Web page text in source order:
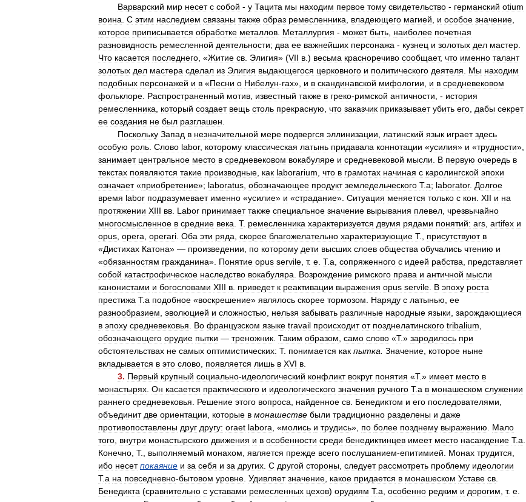
Варварский мир несет с собой - у Тацита мы находим первое тому свидетельство - германский otium
воина С этим наследием связаны также образ ремесленника владеющего магией и особое значение
которое приписывается обработке металлов Металлургия - может быть наиболее почетная
разновидность ремесленной деятельности; два ее важнейших персонажа - кузнец и золотых дел мастер
Что касается последнего , «Житие св Элигия» (VII в .) весьма красноречиво сообщает, что именно талант
золотых дел мастера сделал из Элигия выдающегося церковного и политического деятеля Мы находим
подобных персонажей и в «Песни о Нибелун-гах», и в скандинавской мифологии и в средневековом
фольклоре Распространенный мотив известный также в греко-римской античности , - история
ремесленника
который создает вещь столь прекрасную что заказчик приказывает убить его дабы секрет
ее создания не был разглашен
Поскольку Запад в незначительной мере подвергся эллинизации латинский язык играет здесь
особую роль Слово labor, которому классическая латынь придавала коннотации «усилия» и «трудности»,
занимает центральное место в средневековом вокабуляре и средневековой мысли В первую очередь в
текстах появляются такие производные как laborarium что в грамотах начиная с каролингской эпохи
означает«приобретение»; laboratus обозначающее продукт земледельческого Т.а; laborator. Долгое
время labor подразумевает именно «усилие» и «страдание». Ситуация меняется только с кон XII и на
протяжении XIII вв Labor принимает также специальное значение вырывания плевел чрезвычайно
многосмысленное в средние века Т. ремесленника характеризуется двумя рядами понятий: ars artifex и
opus opera operari Оба эти ряда скорее благожелательно характеризующие Т., присутствуют в
«Дистихах Катона» — произведении по которому дети высших слоев общества обучались чтению и
«обязанностям гражданина». Понятие opus servile т. е Т.а сопряженного с идеей рабства
представляет
собой катастрофическое наследство вокабуляра Возрождение римского права и античной мысли
канонистами и богословами XIII в приведет к реактивации выражения opus servile В эпоху роста
престижа Т.а подобное «воскрешение» являлось скорее тормозом Наряду с латынью ее
разнообразием эволюцией и сложностью нельзя забывать различные народные языки зарождающиеся
в эпоху средневековья Во французском языке travail происходит от позднелатинского tribalium
обозначающего орудие пытки — треножник Таким образом само слово «Т.» зародилось при
обстоятельствах не самых оптимистических: Т. понимается как пыmка Значение которое ныне
вкладывается в это слово появляется лишь в XVI в
3. Первый крупный социально-идеологический конфликт вокруг понятия «Т.» имеет место в
монастырях Он касается практического и идеологического значения ручного Т.а в монашеском служении
раннего средневековья Решение этого вопроса найденное св Бенедиктом и его последователями
объединит две ориентации которые в монашестве были традиционно разделены и даже
противопоставлены друг другу: oraet labora , «молись и трудись», по более позднему выражению
Мало
того внутри монастырского движения и в особенности среди бенедиктинцев имеет место насаждение Т.а
Конечно Т., выполняемый монахом является прежде всего послушанием-епитимией Монах трудится
ибо несет покаяние и за себя и за других С другой стороны следует рассмотреть проблему идеологии
Т.а на повседневно-бытовом уровне Удивляет значение какое придается в монашеском Уставе св
Бенедикта (сравнительно с уставами ремесленных цехов) орудиям Т.а особенно редким и дорогим т. е